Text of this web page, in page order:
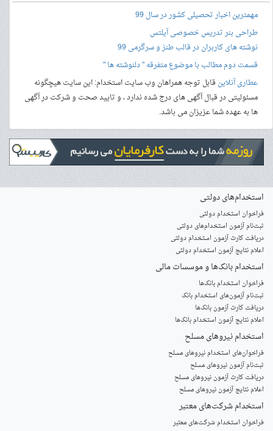
مهمترین اخبار تحصیلی کشور در سال 99
طراحی بنرتدریس خصوصی آیلتس
نوشته های کاربران در قالب طنز و سرگرمی 99
قسمت دوم مطالب با موضوع متفرقه " دلنوشته ها "
عطاری آنلاینقابل توجه همراهان وب سایت استخدام: این سایت هیچگونه
مسئولیتی در قبال آگهی های درج شده ندارد ، و تایید صحت و شرکت در آگهی
ها به عهده شما عزیزان می باشد.
استخدام‌های دولتی
فراخوان استخدام دولتی
ثبت‌نام آزمون‌ استخدام‌های دولتی
دریافت کارت آزمون استخدام دولتی
اعلام نتایج آزمون استخدام دولتی
استخدام‌ بانک‌ها و موسسات مالی
فراخوان استخدام بانک‌ها
‌ثبت‌نام آزمون‌های استخدام بانک
دریافت کارت آزمون بانک‌ها
اعلام نتایج آزمون استخدام بانک‌ها
استخدام‌ نیروهای مسلح
‌فراخوان‌های استخدام‌ نیروهای مسلح
ثبت‌نام آزمون نیروهای مسلح
دریافت کارت آزمون نیروهای مسلح
اعلام نتایج آزمون نیروهای مسلح
استخدام‌ شرکت‌های معتبر
فراخوان استخدام شرکت‌های معتبر